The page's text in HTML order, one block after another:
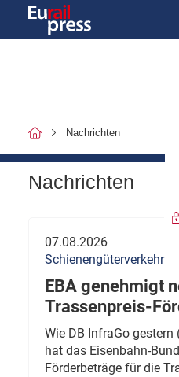
Nachrichten
Nachrichten
07.08.2026
Schienengüterverkehr
EBA genehmigt
Trassenpreis-
Wie DB InfraGo
hat das Eisenbahn-
Förderbeträge für die